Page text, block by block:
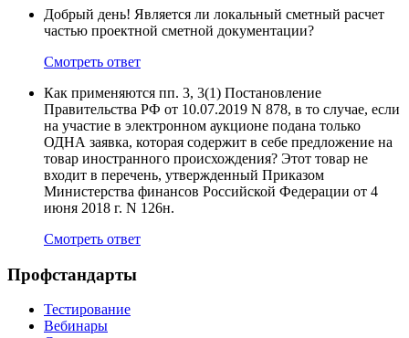
Добрый день! Является ли локальный сметный расчет
частью проектной сметной документации?
Смотреть ответ
Как применяются пп. 3, 3(1) Постановление
Правительства РФ от 10.07.2019 N 878, в то случае, если
на участие в электронном аукционе подана только
ОДНА заявка, которая содержит в себе предложение на
товар иностранного происхождения? Этот товар не
входит в перечень, утвержденный Приказом
Министерства финансов Российской Федерации от 4
июня 2018 г. N 126н.
Смотреть ответ
Профстандарты
Тестирование
Вебинары